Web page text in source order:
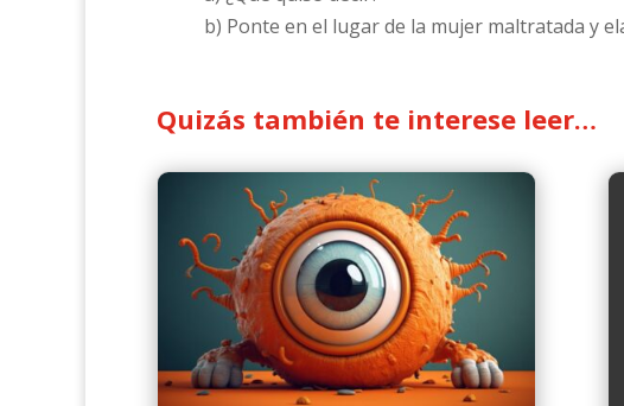
b) Ponte en el lugar de la mujer maltratada y
Quizás también te interese leer…